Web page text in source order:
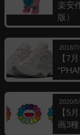
楽安
版）
2018/
【7
2020/
【5
画3種